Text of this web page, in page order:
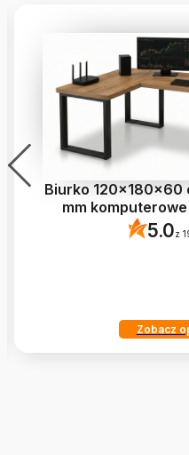
Biurko 120x180x60
mm
5.0z
Zobacz